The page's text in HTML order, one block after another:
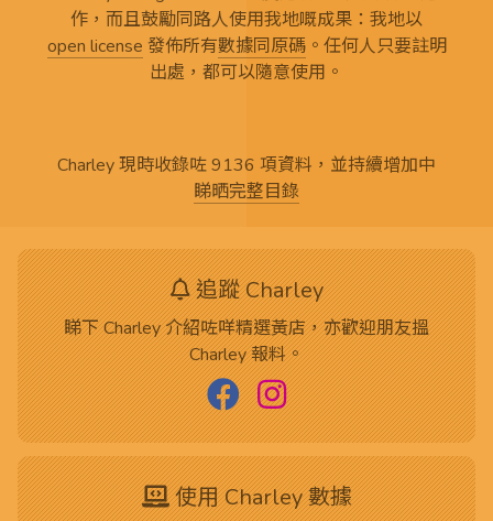
作，而且鼓勵同路人使用我地嘅成果：我地以
open license 發佈所有數據同原碼。任何人只要註明
出處，都可以隨意使用。
Charley 現時收錄咗 9136 項資料，並持續增加中
睇晒完整目錄
追蹤 Charley
睇下 Charley 介紹咗咩精選黃店，亦歡迎朋友搵
Charley 報料。
使用 Charley 數據